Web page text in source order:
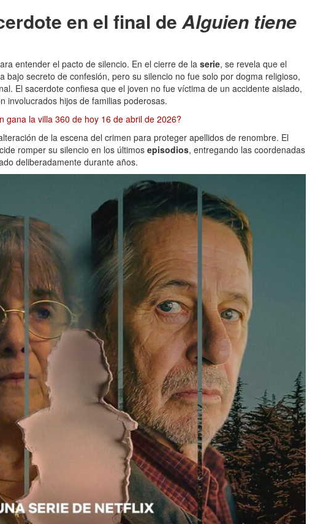
en el final deAlguien tiene
entender el pacto de silencio. En el cierre de la serie, se revela que el
bajo secreto de confesión, pero su silencio no fue solo por dogma religioso,
El sacerdote confiesa que el joven no fue víctima de un accidente aislado,
involucrados hijos de familias poderosas.
gana la villa 360 de hoy 16 de abril de 2026?
de la escena del crimen para proteger apellidos de renombre. El
romper su silencio en los últimos episodios, entregando las coordenadas
deliberadamente durante años.